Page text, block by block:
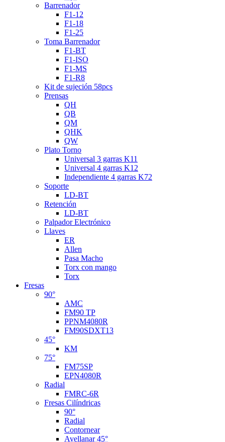
Barrenador
F1-12
F1-18
F1-25
Toma Barrenador
F1-BT
F1-ISO
F1-MS
F1-R8
Kit de sujeción 58pcs
Prensas
QH
QB
QM
QHK
QW
Plato Torno
Universal 3 garras K11
Universal 4 garras K12
Independiente 4 garras K72
Soporte
LD-BT
Retención
LD-BT
Palpador Electrónico
Llaves
ER
Allen
Pasa Macho
Torx con mango
Torx
Fresas
90°
AMC
FM90 TP
PPNM4080R
FM90SDXT13
45°
KM
75°
FM75SP
EPN4080R
Radial
FMRC-6R
Fresas Cilíndricas
90°
Radial
Contornear
Avellanar 45°